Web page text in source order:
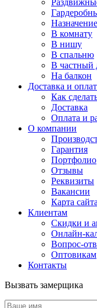
Назначение
В комнату
В нишу
В спальню
В частный
На балкон
Доставка и
Как
Доставка
Оплата и
О компании
Гарантия
Портфолио
Отзывы
Реквизиты
Вакансии
Карта сайта
Клиентам
Скидки и
Онлайн-
Вопрос-
Оптовикам
Контакты
Вызвать замерщика